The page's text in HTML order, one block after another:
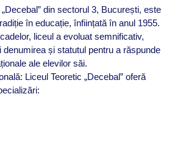
din sectorul 3, București, este
în educație, înființată în anul 1955.
liceul a evoluat semnificativ,
și statutul pentru a răspunde
ale elevilor săi.
Liceul Teoretic „Decebal” oferă